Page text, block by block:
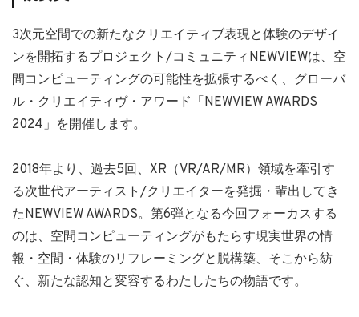
3次元空間での新たなクリエイティブ表現と体験のデザイ
ンを開拓するプロジェクト/コミュニティNEWVIEWは、空
間コンピューティングの可能性を拡張するべく、グローバ
ル・クリエイティヴ・アワード「NEWVIEW AWARDS
2024」を開催します。
2018年より、過去5回、XR（VR/AR/MR）領域を牽引す
る次世代アーティスト/クリエイターを発掘・輩出してき
たNEWVIEW AWARDS。第6弾となる今回フォーカスする
のは、空間コンピューティングがもたらす現実世界の情
報・空間・体験のリフレーミングと脱構築、そこから紡
ぐ、新たな認知と変容するわたしたちの物語です。